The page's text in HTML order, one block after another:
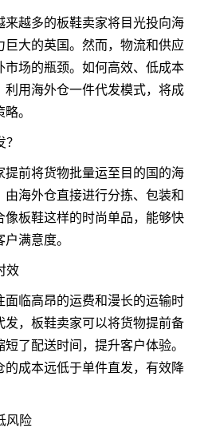
来越多的板鞋卖家将目光投向海
大的英国。然而，物流和供应
市场的瓶颈。如何高效、低成本
利用海外仓一件代发模式，将成
。
提前将货物批量运至目的国的海
海外仓直接进行分拣、包装和
像板鞋这样的时尚单品，能够快
满意度。
效
面临高昂的运费和漫长的运输时
发，板鞋卖家可以将货物提前备
了配送时间，提升客户体验。
的成本远低于单件直发，有效降
风险